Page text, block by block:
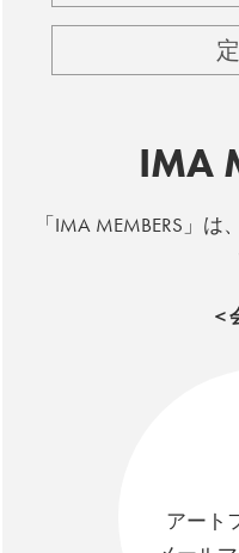
IMA
「IMA MEMBERS」
＜
アート